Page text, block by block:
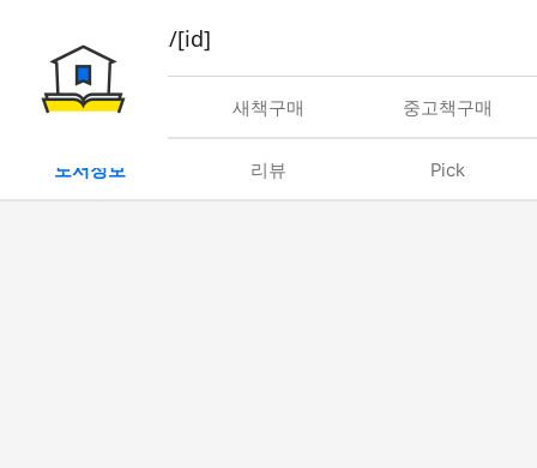
book/rent/[id]
대여 새책구매 중고책구매
도서정보 리뷰 Pick